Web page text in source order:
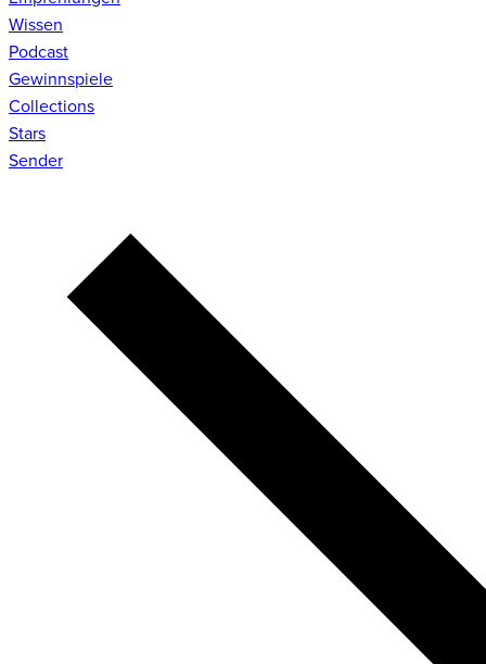
Wissen
Podcast
Gewinnspiele
Collections
Stars
Sender